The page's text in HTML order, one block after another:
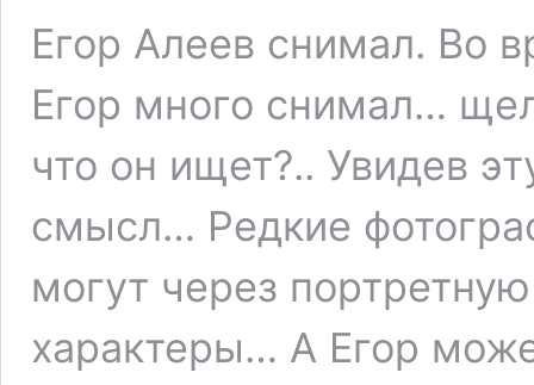
Егор Алеев снимал. Во
Егор много снимал…
что он ищет?.. Увидев
смысл… Редкие
могут через
характеры… А Егор